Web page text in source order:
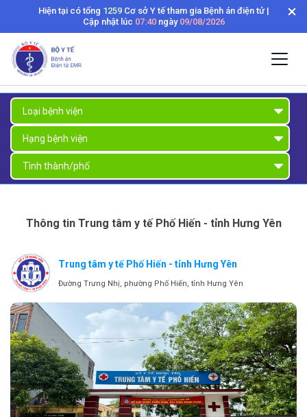
Hiện tại có tổng 1259Cơ sở Y tế tham gia Bệnh án điện tử |
Cập nhật lúc 07:40ngày 09/08/2026
Thông tin Trung tâm y tế Phố Hiến - tỉnh Hưng Yên
Trung tâm y tế Phố Hiến - tỉnh Hưng Yên
Đường Trưng Nhị, phường Phố Hiến, tỉnh Hưng Yên